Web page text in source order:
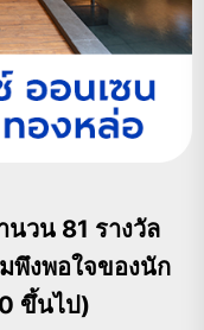
นวน 81 รางวัล
พึงพอใจของนัก
ขึ้นไป)